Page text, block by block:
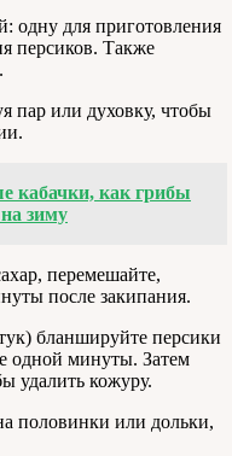
одну для приготовления
персиков. Также
пар или духовку, чтобы
кабачки, как грибы
зиму
перемешайте,
после закипания.
бланшируйте персики
одной минуты. Затем
удалить кожуру.
половинки или дольки,